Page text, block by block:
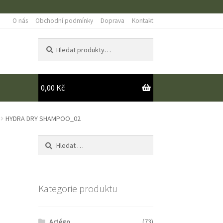
O nás Obchodní podmínky Doprava Kontakt
0,00 Kč
HYDRA DRY SHAMPOO_02
Vyhledávání
Kategorie produktu